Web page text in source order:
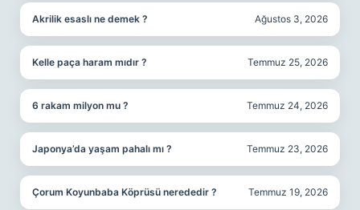
Akrilik esaslı ne demek ? Ağustos 3, 2026
Kelle paça haram mıdır ? Temmuz 25, 2026
6 rakam milyon mu ? Temmuz 24, 2026
Japonya’da yaşam pahalı mı ? Temmuz 23, 2026
Çorum Koyunbaba Köprüsü nerededir ? Temmuz 19, 2026